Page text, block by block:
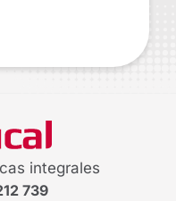
integrales
739